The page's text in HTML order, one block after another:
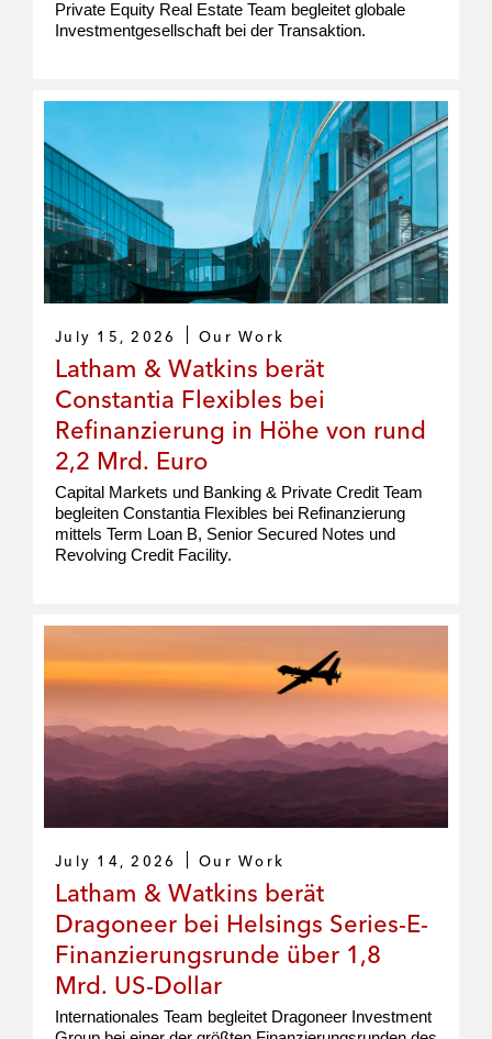
Private Equity Real Estate Team begleitet globale
Investmentgesellschaft bei der Transaktion.
July 15, 2026 Our Work
Latham & Watkins berät
Constantia Flexibles bei
Refinanzierung in Höhe von rund
2,2 Mrd. Euro
Capital Markets und Banking & Private Credit Team
begleiten Constantia Flexibles bei Refinanzierung
mittels Term Loan B, Senior Secured Notes und
Revolving Credit Facility.
July 14, 2026 Our Work
Latham & Watkins berät
Dragoneer bei Helsings Series-E-
Finanzierungsrunde über 1,8
Mrd. US-Dollar
Internationales Team begleitet Dragoneer Investment